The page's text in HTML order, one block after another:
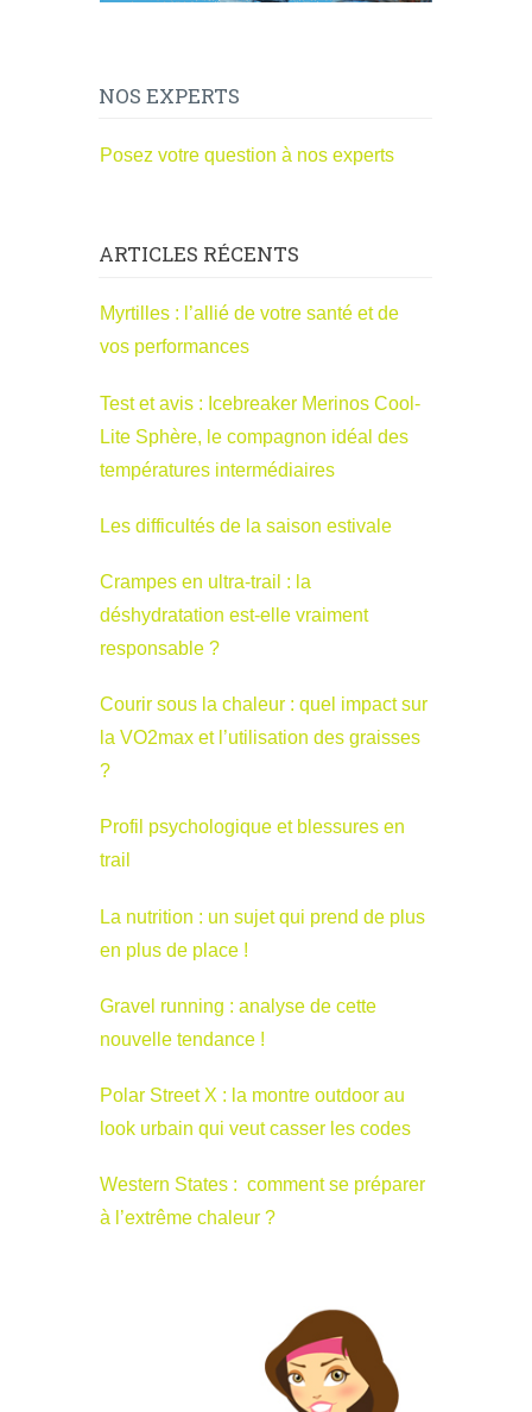
NOS EXPERTS
Posez votre question à nos experts
ARTICLES RÉCENTS
Myrtilles : l’allié de votre santé et de
vos performances
Test et avis : Icebreaker Merinos Cool-
Lite Sphère, le compagnon idéal des
températures intermédiaires
Les difficultés de la saison estivale
Crampes en ultra-trail : la
déshydratation est-elle vraiment
responsable ?
Courir sous la chaleur : quel impact sur
la VO2max et l’utilisation des graisses
?
Profil psychologique et blessures en
trail
La nutrition : un sujet qui prend de plus
en plus de place !
Gravel running : analyse de cette
nouvelle tendance !
Polar Street X : la montre outdoor au
look urbain qui veut casser les codes
Western States : comment se préparer
à l’extrême chaleur ?